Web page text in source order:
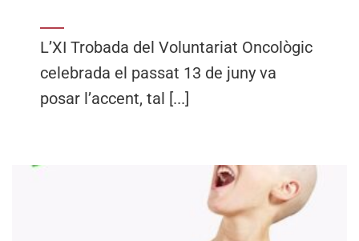
L’XI Trobada del Voluntariat Oncològic
celebrada el passat 13 de juny va
posar l’accent, tal [...]